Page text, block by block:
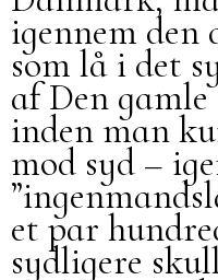
igennem den
som lå i det
af Den
inden man
mod syd –
et par
sydligere